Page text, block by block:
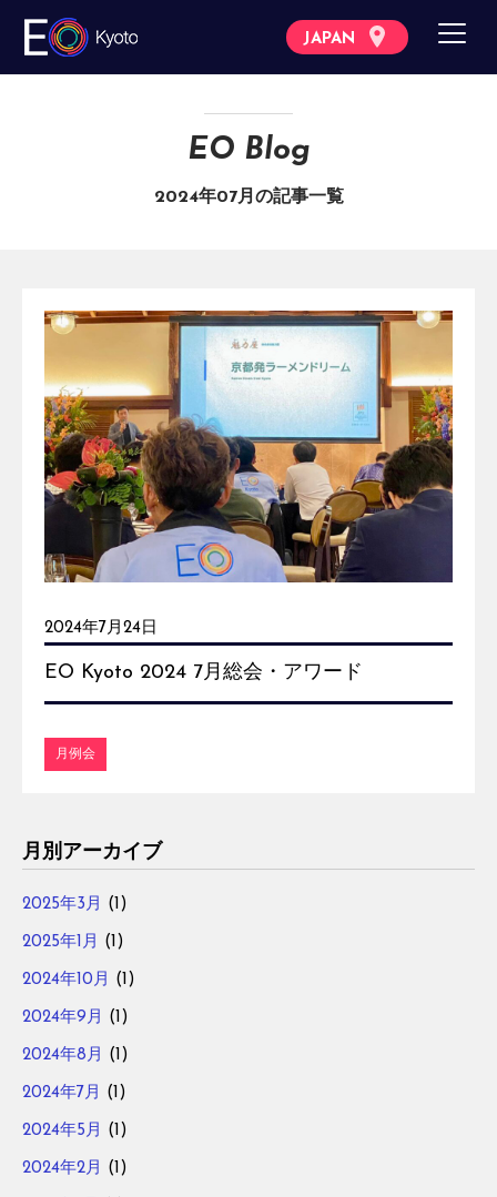
JAPAN
EO Blog
2024年07月の記事一覧
2024年7月24日
EO Kyoto 2024 7月総会・アワード
月例会
月別アーカイブ
2025年3月 (1)
2025年1月 (1)
2024年10月 (1)
2024年9月 (1)
2024年8月 (1)
2024年7月 (1)
2024年5月 (1)
2024年2月 (1)